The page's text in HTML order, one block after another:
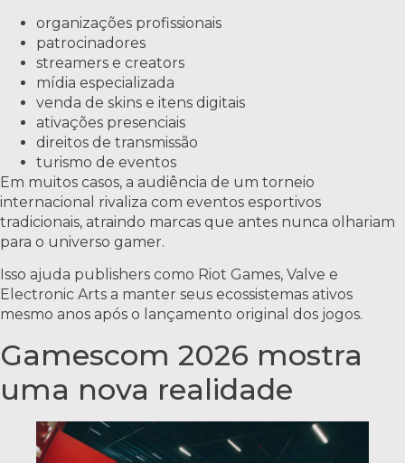
organizações profissionais
patrocinadores
streamers e creators
mídia especializada
venda de skins e itens digitais
ativações presenciais
direitos de transmissão
turismo de eventos
Em muitos casos, a audiência de um torneio
internacional rivaliza com eventos esportivos
tradicionais, atraindo marcas que antes nunca olhariam
para o universo gamer.
Isso ajuda publishers como Riot Games, Valve e
Electronic Arts a manter seus ecossistemas ativos
mesmo anos após o lançamento original dos jogos.
Gamescom 2026 mostra
uma nova realidade